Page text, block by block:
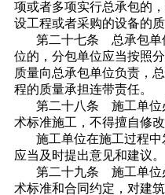
项或者多项实行总承包的
设工程或者采购的设备的质
第二十七条 总承包单
位的，分包单位应当按照
质量向总承包单位负责，
程的质量承担连带责任。
第二十八条 施工单位
术标准施工，不得擅自修
施工单位在施工过程中
应当及时提出意见和建议。
第二十九条 施工单位
术标准和合同约定，对建